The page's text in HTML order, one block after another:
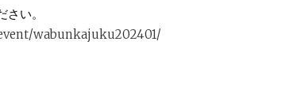
い。
wabunkajuku202401/